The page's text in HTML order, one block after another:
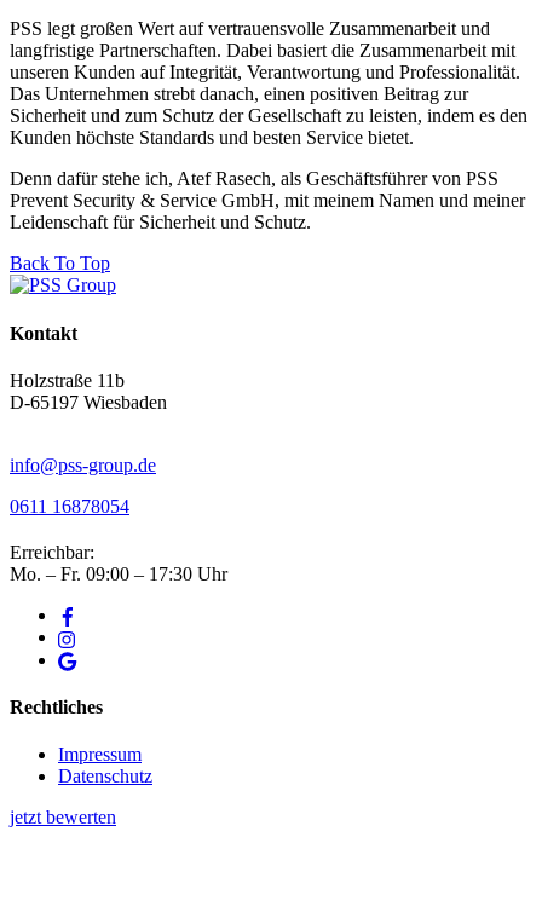
PSS legt großen Wert auf vertrauensvolle Zusammenarbeit und
langfristige Partnerschaften. Dabei basiert die Zusammenarbeit mit
unseren Kunden auf Integrität, Verantwortung und Professionalität.
Das Unternehmen strebt danach, einen positiven Beitrag zur
Sicherheit und zum Schutz der Gesellschaft zu leisten, indem es den
Kunden höchste Standards und besten Service bietet.
Denn dafür stehe ich, Atef Rasech, als Geschäftsführer von PSS
Prevent Security & Service GmbH, mit meinem Namen und meiner
Leidenschaft für Sicherheit und Schutz.
Back To Top
Kontakt
Holzstraße 11b
D-65197 Wiesbaden
info@pss-group.de
0611 16878054
Erreichbar:
Mo. – Fr. 09:00 – 17:30 Uhr
Rechtliches
Impressum
Datenschutz
jetzt bewerten